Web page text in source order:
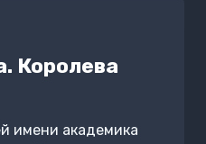
Королева
имени академика